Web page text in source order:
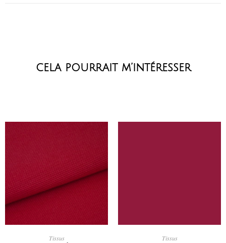
cela pourrait m’intéresser
Tissus Tissus